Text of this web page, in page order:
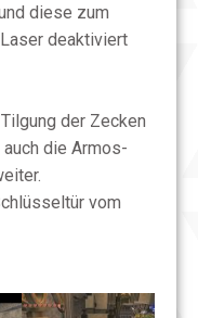
diese zum
deaktiviert
der Zecken
die Armos-
vom